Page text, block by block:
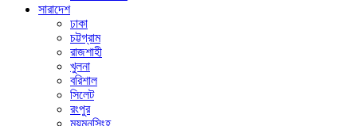
সারাদেশ
ঢাকা
চট্টগ্রাম
রাজশাহী
খুলনা
বরিশাল
সিলেট
রংপুর
ময়মনসিংহ